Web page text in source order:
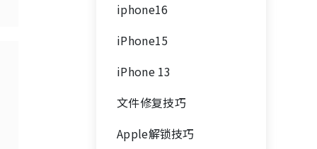
iphone16
iPhone15
iPhone 13
文件修复技巧
Apple解锁技巧